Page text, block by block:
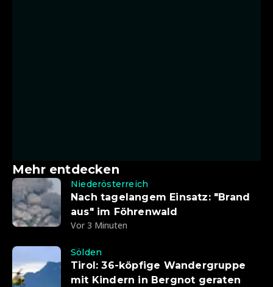
Mehr entdecken
Niederösterreich
Nach tagelangem Einsatz: "Brand
aus" im Föhrenwald
Vor 3 Minuten
Sölden
Tirol: 36-köpfige Wandergruppe
mit Kindern in Bergnot geraten